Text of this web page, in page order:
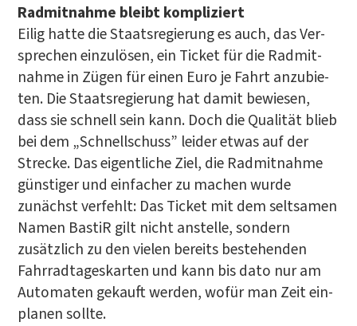
Rad­mit­nah­me bleibt kom­pli­ziert
Eilig hat­te die Staats­re­gie­rung es auch, das Ver­
spre­chen ein­zu­lö­sen, ein Ticket für die Rad­mit­
nah­me in Zügen für einen Euro je Fahrt anzu­bie­
ten. Die Staats­re­gie­rung hat damit bewie­sen,
dass sie schnell sein kann. Doch die Qua­li­tät blieb
bei dem „Schnell­schuss” lei­der etwas auf der
Stre­cke. Das eigent­li­che Ziel, die Rad­mit­nah­me
güns­ti­ger und ein­fa­cher zu machen wur­de
zunächst ver­fehlt: Das Ticket mit dem selt­sa­men
Namen Bas­tiR gilt nicht anstel­le, son­dern
zusätz­lich zu den vie­len bereits bestehen­den
Fahr­rad­ta­ges­kar­ten und kann bis dato nur am
Auto­ma­ten gekauft wer­den, wofür man Zeit ein­
pla­nen sollte.